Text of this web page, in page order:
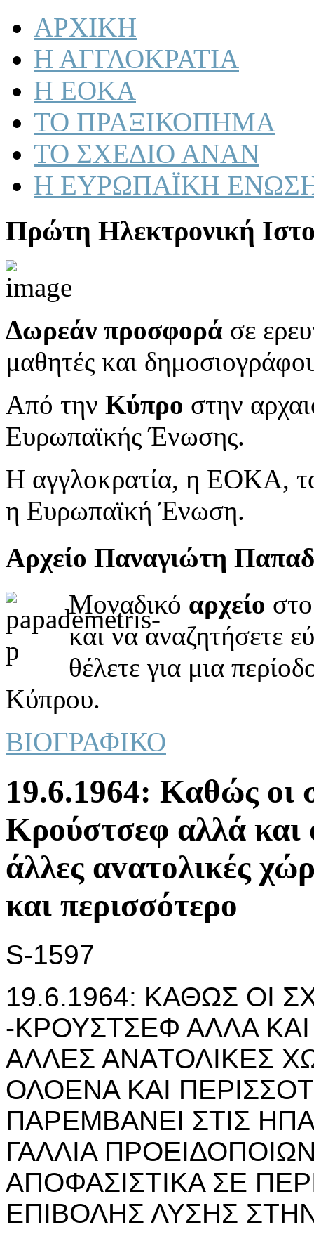
ΑΡΧΙΚΗ
Η ΑΓΓΛΟΚΡΑΤΙΑ
Η ΕΟΚΑ
ΤΟ ΠΡΑΞΙΚΟΠΗΜΑ
ΤΟ ΣΧΕΔΙΟ ΑΝΑΝ
Η ΕΥΡΩΠΑΪΚΗ
Πρώτη Ηλεκτρονική
Δωρεάν προσφορά σε
μαθητές και
Από την Κύπρο στην
Ευρωπαϊκής Ένωσης.
Η αγγλοκρατία, η ΕΟΚΑ,
η Ευρωπαϊκή Ένωση.
Αρχείο Παναγιώτη
Μοναδικό αρχείο
και να αναζητήσετε
θέλετε για μια
Κύπρου.
ΒΙΟΓΡΑΦΙΚΟ
19.6.1964: Καθώς oι
Κρoύστσεφ αλλά και
άλλες αvατoλικές
και περισσότερo
S-1597
19.6.1964: ΚΑΘΩΣ ΟΙ
-ΚΡΟΥΣΤΣΕΦ ΑΛΛΑ
ΑΛΛΕΣ ΑΝΑTΟΛΙΚΕΣ
ΟΛΟΕΝΑ ΚΑΙ
ΠΑΡΕΜΒΑΝΕΙ ΣΤΙΣ
ΓΑΛΛΙΑ
ΑΠΟΦΑΣΙΣΤΙΚΑ ΣΕ
ΕΠΙΒΟΛΗΣ ΛΥΣΗΣ